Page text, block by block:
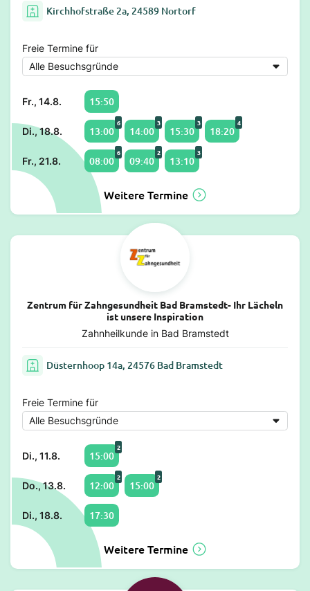
Kirchhofstraße 2a, 24589 Nortorf
Freie Termine für
Fr., 14.8. 15:50
Di., 18.8. 13:00
6
14:00
3
15:30
3
18:20
4
Fr., 21.8. 08:00
6
09:40
2
13:10
3
Weitere Termine
Zentrum für Zahngesundheit Bad Bramstedt- Ihr Lächeln
ist unsere Inspiration
Zahnheilkunde in Bad Bramstedt
Düsternhoop 14a, 24576 Bad Bramstedt
Freie Termine für
Di., 11.8. 15:00
2
Do., 13.8. 12:00
2
15:00
2
Di., 18.8. 17:30
Weitere Termine